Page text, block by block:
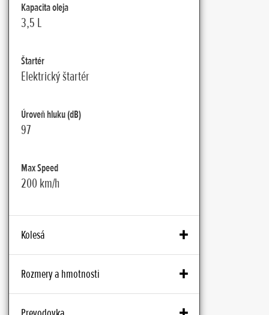
Kapacita oleja
3,5 L
Štartér
Elektrický štartér
Úroveň hluku (dB)
97
Max Speed
200 km/h
Kolesá
Predné brzdy
Rozmery a hmotnosti
Kapacita akumulátora (V – Ah)